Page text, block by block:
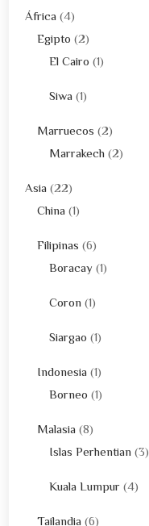
África (4)
Egipto (2)
El Cairo (1)
Siwa (1)
Marruecos (2)
Marrakech (2)
Asia (22)
China (1)
Filipinas (6)
Boracay (1)
Coron (1)
Siargao (1)
Indonesia (1)
Borneo (1)
Malasia (8)
Islas Perhentian (3)
Kuala Lumpur(4)